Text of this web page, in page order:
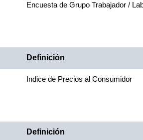
Encuesta de Grupo Trabajador /
Definición
Indice de Precios al Consumidor
Definición